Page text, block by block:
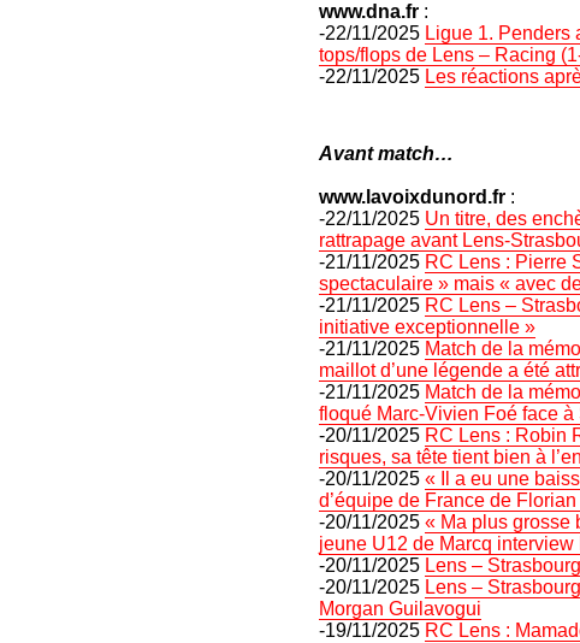
www.dna.fr :
-22/11/2025 Ligue 1. Penders
tops/flops de Lens – Racing
-22/11/2025 Les réactions
Avant match…
www.lavoixdunord.fr :
-22/11/2025 Un titre, des
rattrapage avant Lens-
-21/11/2025 RC Lens : Pierre
spectaculaire » mais « avec
-21/11/2025 RC Lens –
initiative exceptionnelle »
-21/11/2025 Match de la
maillot d’une légende a été
-21/11/2025 Match de la
floqué Marc-Vivien Foé face à
-20/11/2025 RC Lens : Robin
risques, sa tête tient bien à
-20/11/2025 « Il a eu une
d’équipe de France de
-20/11/2025 « Ma plus grosse
jeune U12 de Marcq
-20/11/2025 Lens –
-20/11/2025 Lens –
Morgan Guilavogui
-19/11/2025 RC Lens :